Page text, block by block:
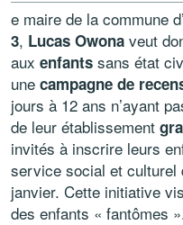
e maire de la commune
3, Lucas Owona veut
aux enfants sans état
une campagne de
jours à 12 ans n’ayant
de leur établissement
invités à inscrire leurs
service social et culturel
janvier. Cette initiative
des enfants « fantômes